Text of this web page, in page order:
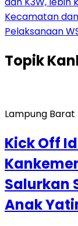
Kecamatan
Pelaksanaan
Topik
Lampung Barat
Kick Off
Salurkan
Anak